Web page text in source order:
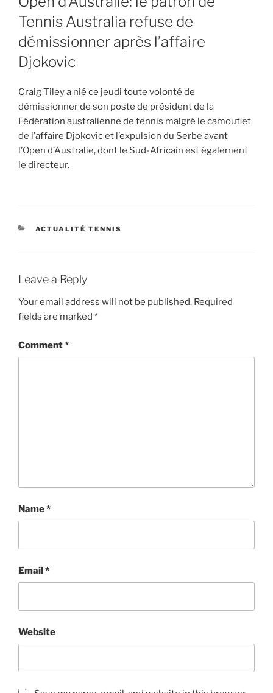
Tennis Australia refuse de
démissionner après l’affaire
Djokovic
Craig Tiley a nié ce jeudi toute volonté de
démissionner de son poste de président de la
Fédération australienne de tennis malgré le camouflet
de l’affaire Djokovic et l’expulsion du Serbe avant
l’Open d’Australie, dont le Sud-Africain est également
le directeur.
CATEGORIES
ACTUALITÉ TENNIS
Leave a Reply
Your email address will not be published. Required
fields are marked *
Comment*
Name*
Email*
Website